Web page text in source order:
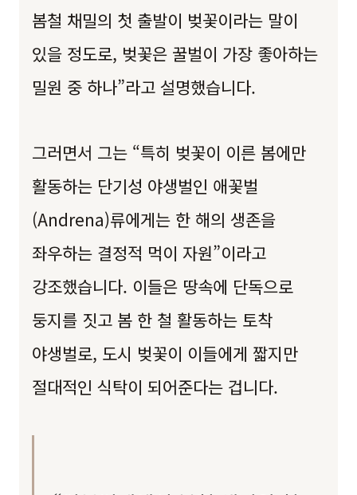
봄철 채밀의 첫 출발이 벚꽃이라는 말이
있을 정도로, 벚꽃은 꿀벌이 가장 좋아하는
밀원 중 하나”라고 설명했습니다.
그러면서 그는 “특히 벚꽃이 이른 봄에만
활동하는 단기성 야생벌인 애꽃벌
(Andrena)류에게는 한 해의 생존을
좌우하는 결정적 먹이 자원”이라고
강조했습니다. 이들은 땅속에 단독으로
둥지를 짓고 봄 한 철 활동하는 토착
야생벌로, 도시 벚꽃이 이들에게 짧지만
절대적인 식탁이 되어준다는 겁니다.